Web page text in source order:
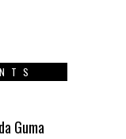
Guma